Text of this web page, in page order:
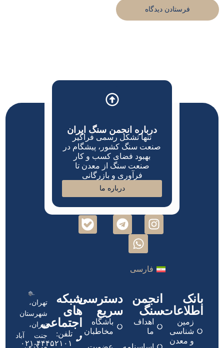
درباره انجمن سنگ ایران
تنها تشکل رسمی فراگیر
صنعت سنگ کشور، پیشگام در
بهبود فضای کسب و کار
صنعت سنگ از معدن تا
فرآوری و بازرگانی
درباره ما
فارسی
بانک
اطلاعات
زمین
شناسی
و معدن
انجمن
سنگ
اهداف
ما
دسترسی
سریع
باشگاه
مخاطبان
شبکه
های
اجتماعی
تلفن:
۴۴۴۵۲۱۰۱-۰۲۱
تهران،
شهرستان
تهران،
جنت آباد